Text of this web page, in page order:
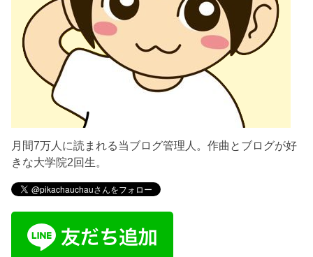
月間7万人に読まれる当ブログ管理人。作曲とブログが好
きな大学院2回生。